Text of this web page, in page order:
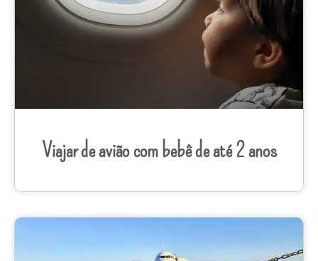
Viajar de avião com bebê de até 2 anos